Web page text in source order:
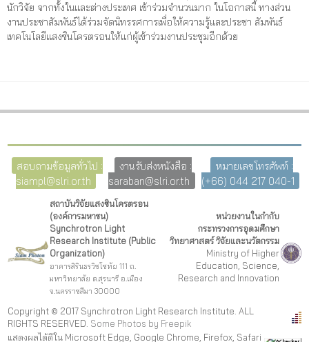
นักวิจัย จากทั้งในและต่างประเทศ เข้าร่วมจำนวนมาก ในโอกาสนี้ ทางส่วน
งานประชาสัมพันธ์ได้ร่วมจัดนิทรรศการเพื่อให้ความรู้และประชา สัมพันธ์
เทคโนโลยีแสงซินโครตรอนให้แก่ผู้เข้าร่วมงานประชุมอีกด้วย
สอบถามข้อมูลทั่วไป :
siampl@slri.or.th
งานรับส่งหนังสือ :
saraban@slri.or.th
หมายเลขโทรศัพท์ :
(+66) 044 217 040-1
สถาบันวิจัยแสงซินโครตรอน
(องค์การมหาชน)
Synchrotron Light
Research Institute (Public
Organization)
อาคารสิรินธรวิชโชทัย 111 ถ.
มหาวิทยาลัย ต.สุรนารี อ.เมือง
จ.นครราชสีมา 30000
หน่วยงานในกำกับ
กระทรวงการอุดมศึกษา
วิทยาศาสตร์ วิจัยและนวัตกรรม
Ministry of Higher
Education, Science,
Research and Innovation
Copyright © 2017 Synchrotron Light Research Institute. ALL
RIGHTS RESERVED. Some Photos by Freepik
แสดงผลได้ดีใน Microsoft Edge, Google Chrome, Firefox, Safari